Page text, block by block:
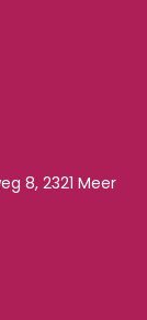
8, 2321 Meer